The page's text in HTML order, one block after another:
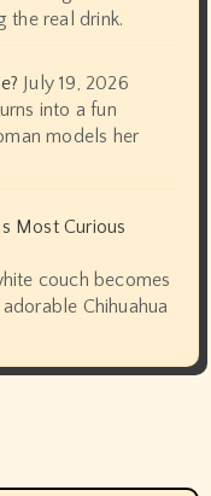
the real drink.
July 19, 2026
into a fun
models her
Most Curious
couch becomes
Chihuahua